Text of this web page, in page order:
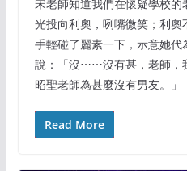
宋老師知道我們在懷疑學校
光投向利奧，咧嘴微笑；利奧
手輕碰了麗素一下，示意她
說：「沒⋯⋯沒有甚，老師
昭聖老師為甚麼沒有男友。」
Read More